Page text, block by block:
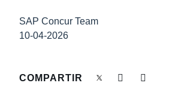
España
SOSTENIBILIDAD
SAP Concur Team
10-04-2026
COMPARTIR